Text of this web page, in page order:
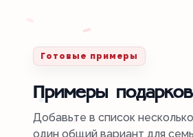
Готовые примеры
Примеры
Добавьте в список
один общий вариант для